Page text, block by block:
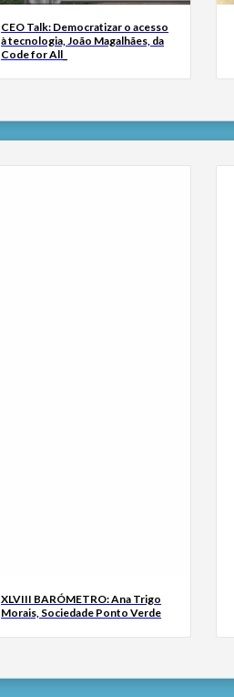
CEO Talk: Democratizar o acesso
à tecnologia, João Magalhães, da
Code for All_
XLVIII BARÓMETRO: Ana Trigo
Morais, Sociedade Ponto Verde